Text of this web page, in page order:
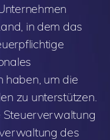
in dem das
haben, um die
zu unterstützen.
Steuerverwaltung
des